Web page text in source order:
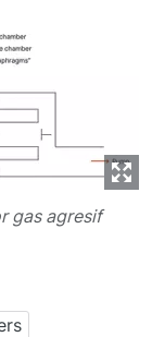
gas agresif